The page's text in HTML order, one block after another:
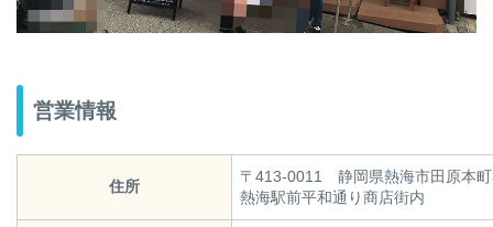
営業情報
住所
〒413-0011 静岡県熱海市田原本
熱海駅前平和通り商店街内